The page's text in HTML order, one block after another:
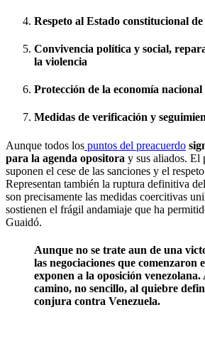
Respeto al Estado constitucional
Convivencia política y social,
la violencia
Protección de la economía
Medidas de verificación y
Aunque todos los puntos del preacuerdo
para la agenda opositora y sus aliados. El
suponen el cese de las sanciones y el
Representan también la ruptura definitiva
son precisamente las medidas coercitivas
sostienen el frágil andamiaje que ha
Guaidó.
Aunque no se trate aun de una
las negociaciones que comenzaron
exponen a la oposición
camino, no sencillo, al quiebre
conjura contra Venezuela.